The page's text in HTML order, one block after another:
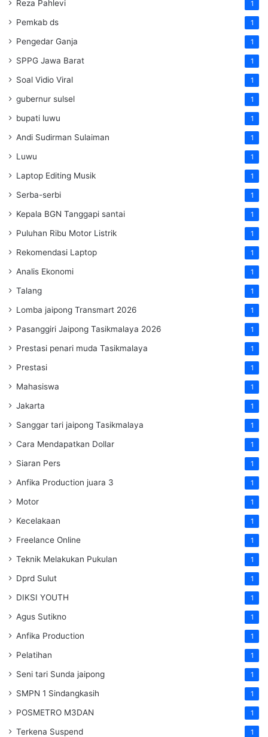
Reza Pahlevi 1
Pemkab ds 1
Pengedar Ganja 1
SPPG Jawa Barat 1
Soal Vidio Viral 1
gubernur sulsel 1
bupati luwu 1
Andi Sudirman Sulaiman 1
Luwu 1
Laptop Editing Musik 1
Serba-serbi 1
Kepala BGN Tanggapi santai 1
Puluhan Ribu Motor Listrik 1
Rekomendasi Laptop 1
Analis Ekonomi 1
Talang 1
Lomba jaipong Transmart 2026 1
Pasanggiri Jaipong Tasikmalaya 2026 1
Prestasi penari muda Tasikmalaya 1
Prestasi 1
Mahasiswa 1
Jakarta 1
Sanggar tari jaipong Tasikmalaya 1
Cara Mendapatkan Dollar 1
Siaran Pers 1
Anfika Production juara 3 1
Motor 1
Kecelakaan 1
Freelance Online 1
Teknik Melakukan Pukulan 1
Dprd Sulut 1
DIKSI YOUTH 1
Agus Sutikno 1
Anfika Production 1
Pelatihan 1
Seni tari Sunda jaipong 1
SMPN 1 Sindangkasih 1
POSMETRO M3DAN 1
Terkena Suspend 1